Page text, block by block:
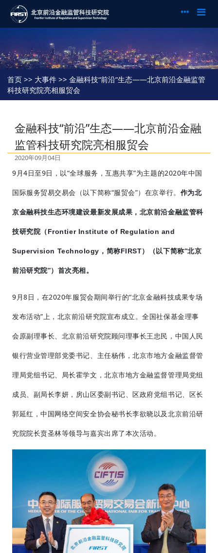
首页 >> 大事件 >> 金融科技“前沿”生态——北京前沿金融监管
科技研究院亮相服贸会
金融科技“前沿”生态——北京前沿金融
监管科技研究院亮相服贸会
2020年09月04日
9月4日至9日，以“全球服务，互惠共享”为主题的2020年中国
国际服务贸易交易会（以下简称“服贸会”）在京举行。 作为北
京金融科技生态环境建设最新发展成果， 北京前沿金融监管科
技研究院（Frontier Institute of Regulation and
Supervision Technology ，简称FIRST）（以下简称“北京
前沿研究院”）首次亮相。
9月8日，在2020年服贸会期间举行的“北京金融科技成果专场
发布活动”上，北京前沿研究院宣布成立。全国社保基金理事
会原副理事长、北京前沿研究院顾问理事长王忠民，中国人民
银行营业管理部党委书记、主任杨伟，北京市地方金融监督管
理局党组书记、局长霍学文，北京市地方金融监督管理局党组
成员、副局长李妍，房山区委副书记、区政府党组书记、区长
郭延红，中国网络空间安全协会秘书长李欲晓以及北京前沿研
究院院长贲圣林等领导与嘉宾出席了本次活动。